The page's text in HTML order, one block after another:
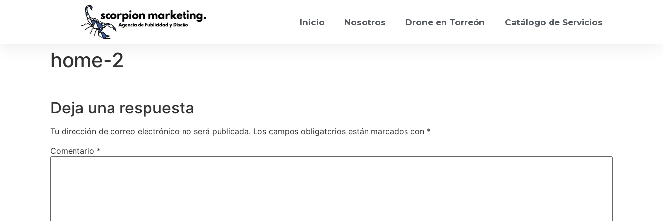
Inicio Nosotros Drone en Torreón Catálogo de Servicios
home-2
Deja una respuesta
Tu dirección de correo electrónico no será publicada. Los campos obligatorios están marcados con *
Comentario *